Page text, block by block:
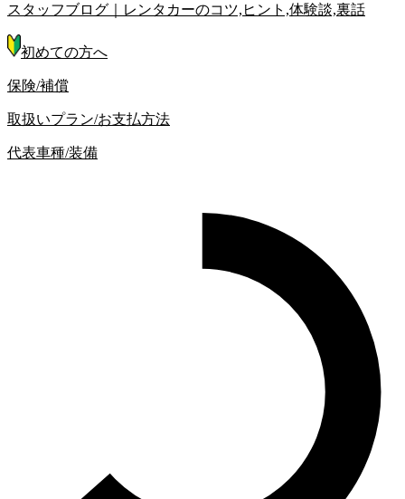
スタッフブログ｜レンタカーのコツ,ヒント,体験談,裏話
初めての方へ
保険/補償
取扱いプラン/お支払方法
代表車種/装備